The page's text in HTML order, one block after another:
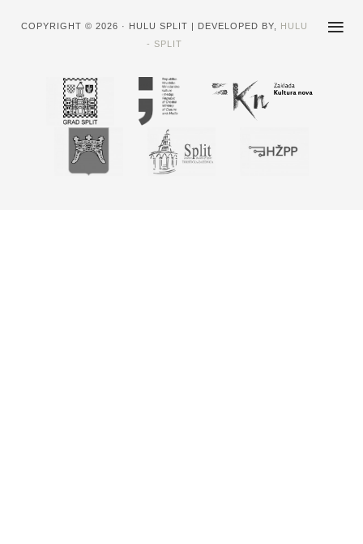
COPYRIGHT © 2026 · HULU SPLIT | DEVELOPED BY,
HULU
- SPLIT